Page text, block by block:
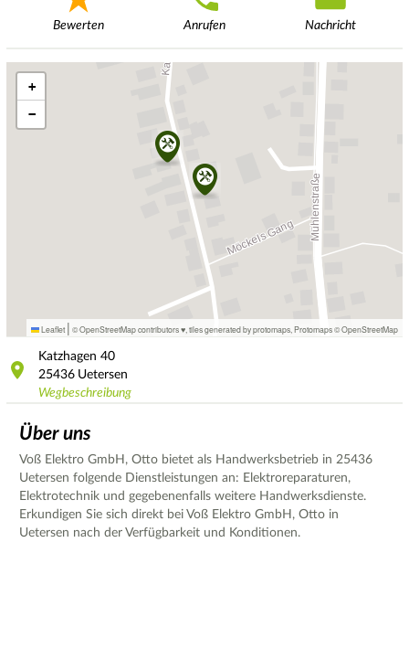
Bewerten Anrufen Nachricht
+
−
Leaflet | © OpenStreetMap contributors ♥, tiles generated by protomaps Protomaps©OpenStreetMap
Katzhagen 40
25436 Uetersen
Wegbeschreibung
Über uns
Voß Elektro GmbH, Otto bietet als Handwerksbetrieb in 25436
Uetersen folgende Dienstleistungen an: Elektroreparaturen,
Elektrotechnik und gegebenenfalls weitere Handwerksdienste.
Erkundigen Sie sich direkt bei Voß Elektro GmbH, Otto in
Uetersen nach der Verfügbarkeit und Konditionen.